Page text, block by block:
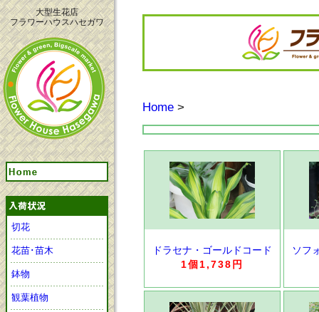
大型生花店
フラワーハウスハセガワ
切花
花苗･苗木
鉢物
観葉植物
Home >
ドラセナ・ゴールドコード
1個1,738円
ソフ